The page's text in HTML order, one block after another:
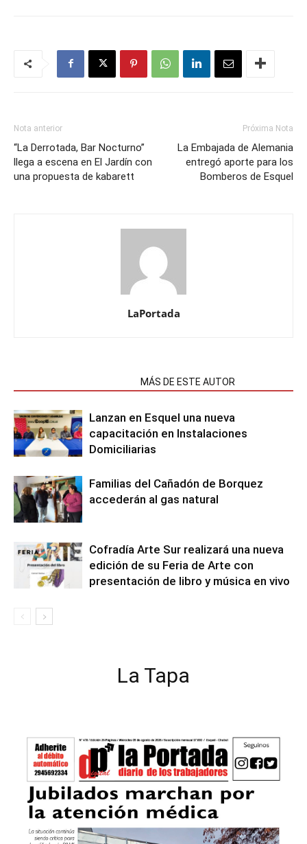
Nota anterior
“La Derrotada, Bar Nocturno”
llega a escena en El Jardín con
una propuesta de kabarett
Próxima Nota
La Embajada de Alemania
entregó aporte para los
Bomberos de Esquel
LaPortada
MÁS DE ESTE AUTOR
Lanzan en Esquel una nueva
capacitación en Instalaciones
Domiciliarias
Familias del Cañadón de Borquez
accederán al gas natural
Cofradía Arte Sur realizará una nueva
edición de su Feria de Arte con
presentación de libro y música en vivo
La Tapa